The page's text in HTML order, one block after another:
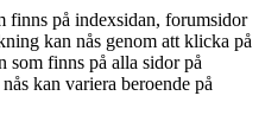
finns på indexsidan, forumsidor
kan nås genom att klicka på
som finns på alla sidor på
kan variera beroende på